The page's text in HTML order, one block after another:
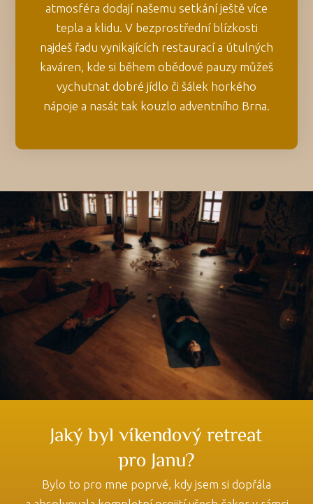
atmosféra dodají našemu setkání ještě více
tepla a klidu. V bezprostřední blízkosti
najdeš řadu vynikajících restaurací a útulných
kaváren, kde si během obědové pauzy můžeš
vychutnat dobré jídlo či šálek horkého
nápoje a nasát tak kouzlo adventního Brna.
Jaký byl víkendový retreat
pro Janu?
Bylo to pro mne poprvé, kdy jsem si dopřála